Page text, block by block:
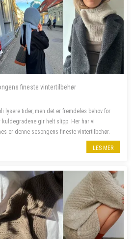
fineste vintertilbehør
lysere tider, men det er fremdeles behov for
kuldegradene gir helt slipp. Her har vi
er denne sesongens fineste vintertilbehør.
LES MER